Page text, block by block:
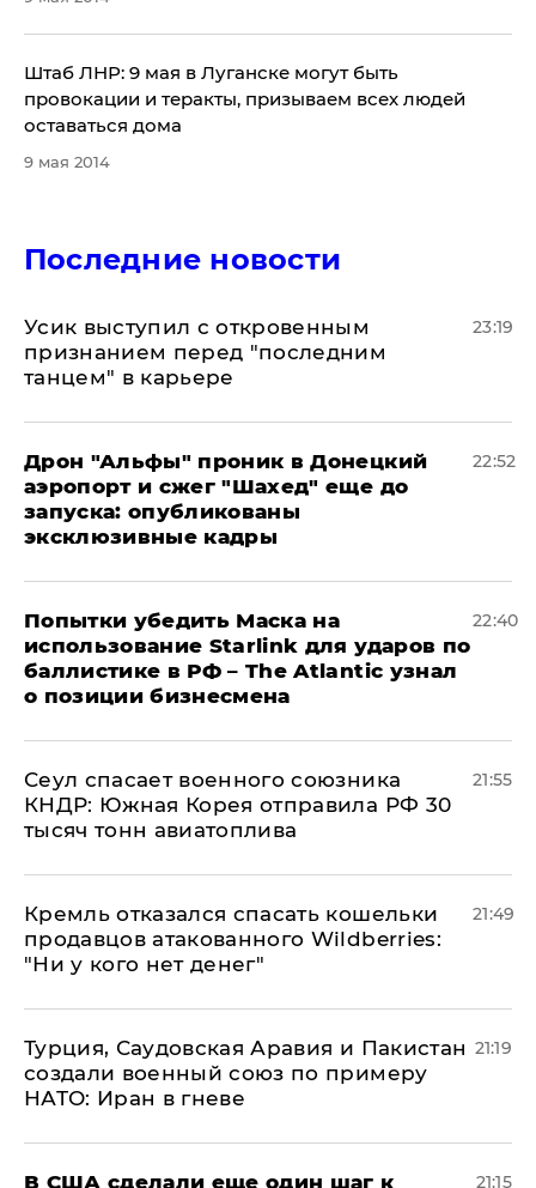
Штаб ЛНР: 9 мая в Луганске могут быть
провокации и теракты, призываем всех людей
оставаться дома
9 мая 2014
Последние новости
Усик выступил с откровенным
признанием перед "последним
танцем" в карьере
23:19
Дрон "Альфы" проник в Донецкий
аэропорт и сжег "Шахед" еще до
запуска: опубликованы
эксклюзивные кадры
22:52
Попытки убедить Маска на
использование Starlink для ударов по
баллистике в РФ – The Atlantic узнал
о позиции бизнесмена
22:40
​Сеул спасает военного союзника
КНДР: Южная Корея отправила РФ 30
тысяч тонн авиатоплива
21:55
Кремль отказался спасать кошельки
продавцов атакованного Wildberries:
"Ни у кого нет денег"
21:49
Турция, Саудовская Аравия и Пакистан
создали военный союз по примеру
НАТО: Иран в гневе
21:19
В США сделали еще один шаг к 21:15